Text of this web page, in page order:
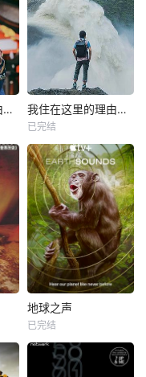
我住在这里的理由第二季 我住在这里的理由第四季
已完结
地球之声
已完结